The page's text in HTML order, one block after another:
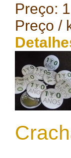
Preço:
Preço /